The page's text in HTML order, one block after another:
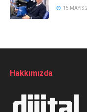
15 MAYIS
Hakkımızda